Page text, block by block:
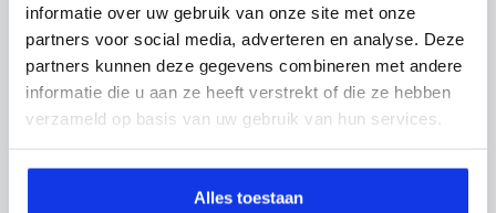
informatie over uw gebruik van onze site met onze
partners voor social media, adverteren en analyse. Deze
partners kunnen deze gegevens combineren met andere
informatie die u aan ze heeft verstrekt of die ze hebben
verzameld op basis van uw gebruik van hun services.
Alles toestaan
Kenteken huidige auto Kilometerstand (bij benadering)